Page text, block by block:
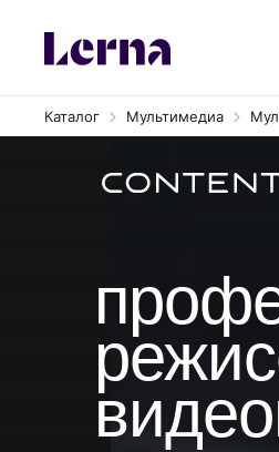
Каталог Мультимедиа